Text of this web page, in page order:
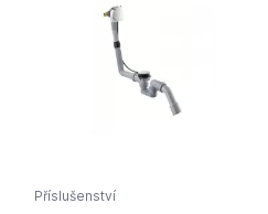
Příslušenství